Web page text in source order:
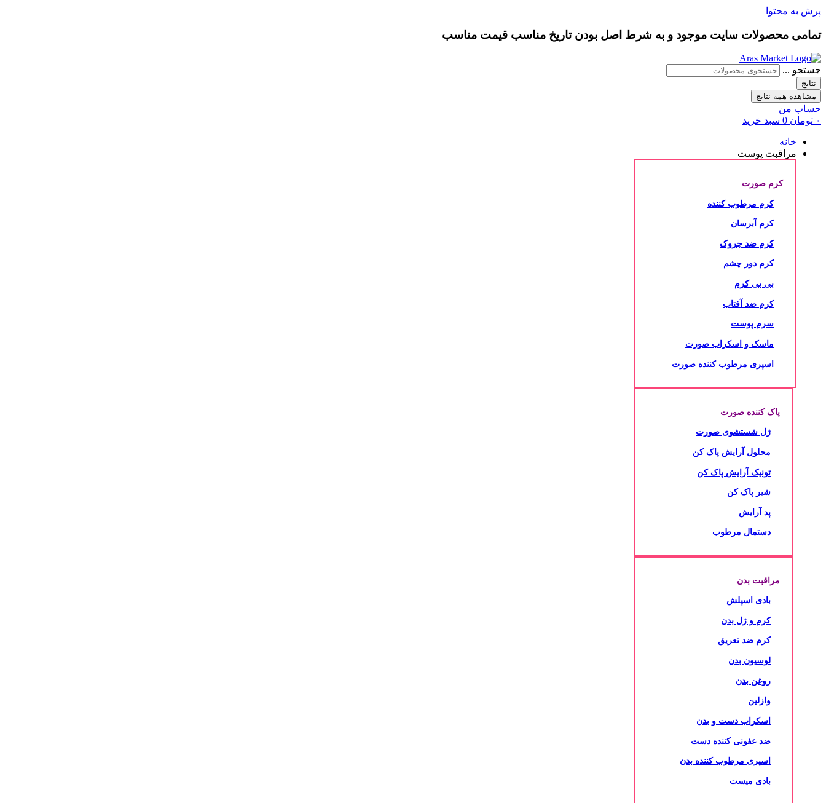
پرش به محتوا
تمامی محصولات سایت موجود و به شرط اصل بودنتاریخ مناسب قیمت مناسب
جستجو ...
نتایج
مشاهده همه نتایج
حساب من
۰ تومان 0 سبد خرید
خانه
مراقبت پوست
کرم صورت
کرم مرطوب کننده
کرم آبرسان
کرم ضد چروک
کرم دور چشم
بی بی کرم
کرم ضد آفتاب
سرم پوست
ماسک و اسکراب صورت
اسپری مرطوب کننده صورت
پاک کننده صورت
ژل شستشوی صورت
محلول آرایش پاک کن
تونیک آرایش پاک کن
شیر پاک کن
پد آرایش
دستمال مرطوب
مراقبت بدن
بادی اسپلش
کرم و ژل بدن
کرم ضد تعریق
لوسیون بدن
روغن بدن
وازلین
اسکراب دست و بدن
ضد عفونی کننده دست
اسپری مرطوب کننده بدن
بادی میست